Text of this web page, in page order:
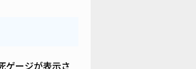
ゲージが表示さ